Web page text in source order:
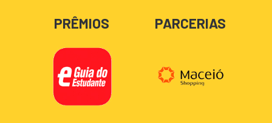
PRÊMIOS PARCERIAS